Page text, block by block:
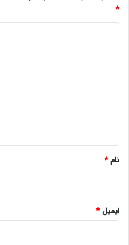
*
نام*
ایمیل*